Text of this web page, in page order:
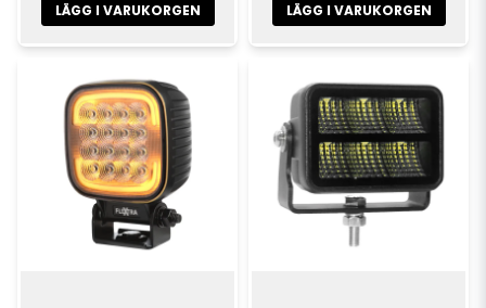
LÄGG I VARUKORGEN LÄGG I VARUKORGEN